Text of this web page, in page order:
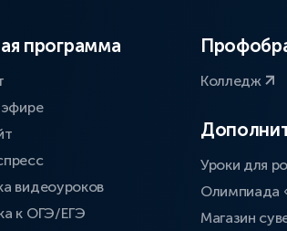
программа
видеоуроков
к ОГЭ/ЕГЭ
Колледж
Уроки для
Олимпиада
Магазин